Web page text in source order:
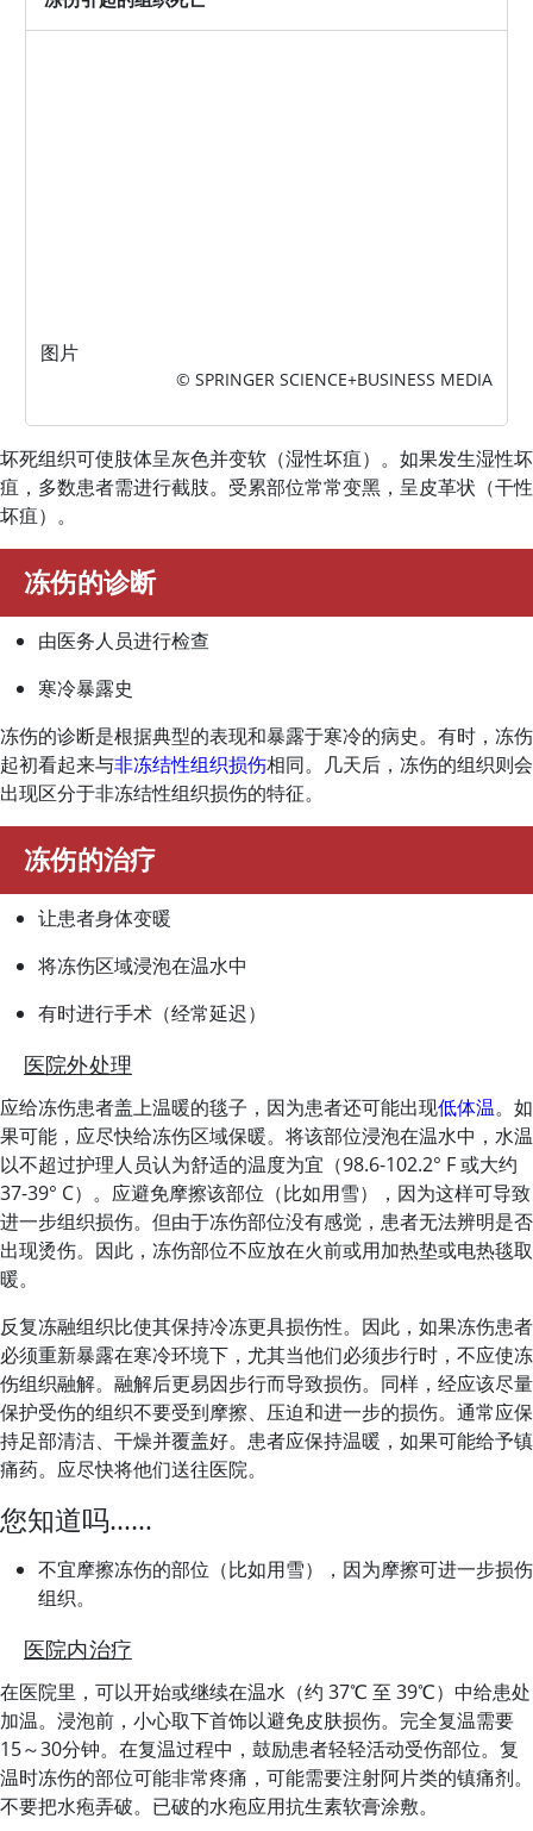
图片
© SPRINGER SCIENCE+BUSINESS MEDIA
坏死组织可使肢体呈灰色并变软（湿性坏疽）。如果发生湿性坏
疽，多数患者需进行截肢。受累部位常常变黑，呈皮革状（干性
坏疽）。
冻伤的诊断
由医务人员进行检查
寒冷暴露史
冻伤的诊断是根据典型的表现和暴露于寒冷的病史。有时，冻伤
起初看起来与非冻结性组织损伤相同。几天后，冻伤的组织则会
出现区分于非冻结性组织损伤的特征。
冻伤的治疗
让患者身体变暖
将冻伤区域浸泡在温水中
有时进行手术（经常延迟）
医院外处理
应给冻伤患者盖上温暖的毯子，因为患者还可能出现低体温。如
果可能，应尽快给冻伤区域保暖。将该部位浸泡在温水中，水温
以不超过护理人员认为舒适的温度为宜（98.6-102.2° F 或大约
37-39° C）。应避免摩擦该部位（比如用雪），因为这样可导致
进一步组织损伤。但由于冻伤部位没有感觉，患者无法辨明是否
出现烫伤。因此，冻伤部位不应放在火前或用加热垫或电热毯取
暖。
反复冻融组织比使其保持冷冻更具损伤性。因此，如果冻伤患者
必须重新暴露在寒冷环境下，尤其当他们必须步行时，不应使冻
伤组织融解。融解后更易因步行而导致损伤。同样，经应该尽量
保护受伤的组织不要受到摩擦、压迫和进一步的损伤。通常应保
持足部清洁、干燥并覆盖好。患者应保持温暖，如果可能给予镇
痛药。应尽快将他们送往医院。
您知道吗……
不宜摩擦冻伤的部位（比如用雪），因为摩擦可进一步损伤
组织。
医院内治疗
在医院里，可以开始或继续在温水（约 37℃ 至 39℃）中给患处
加温。浸泡前，小心取下首饰以避免皮肤损伤。完全复温需要
15～30分钟。在复温过程中，鼓励患者轻轻活动受伤部位。复
温时冻伤的部位可能非常疼痛，可能需要注射阿片类的镇痛剂。
不要把水疱弄破。已破的水疱应用抗生素软膏涂敷。